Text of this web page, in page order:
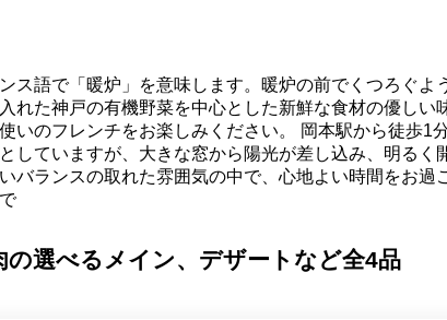
ス語で「暖炉」を意味します。暖炉の前でくつろぐよ
れた神戸の有機野菜を中心とした新鮮な食材の優しい
いのフレンチをお楽しみください。 岡本駅から徒歩1
していますが、大きな窓から陽光が差し込み、明るく
バランスの取れた雰囲気の中で、心地よい時間をお過
の選べるメイン、デザートなど全4品